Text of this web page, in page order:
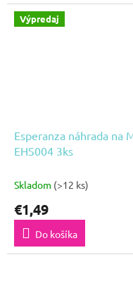
Výpredaj
Esperanza náhrada na
EHS004 3ks
Skladom (>12 ks)
€1,49
Do košíka